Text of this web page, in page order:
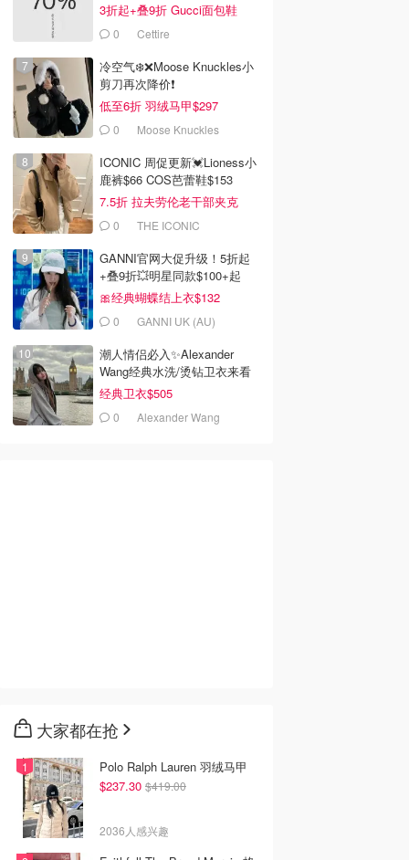
3折起+叠9折 Gucci面包鞋
$9910 Cettire
冷空气❄️❌️Moose Knuckles小
剪刀再次降价❗️
低至6折 羽绒马甲$297
0 Moose Knuckles
ICONIC 周促更新💓Lioness小
鹿裤$66 COS芭蕾鞋$153
7.5折 拉夫劳伦老干部夹克
$4190 THE ICONIC
GANNI官网大促升级！5折起
+叠9折💥明星同款$100+起
🎀经典蝴蝶结上衣$132
0 GANNI UK (AU)
潮人情侣必入✨Alexander
Wang经典水洗/烫钻卫衣来看
经典卫衣$505
0 Alexander Wang
大家都在抢
Polo Ralph Lauren 羽绒马甲
$237.30 $419.00
2036人感兴趣